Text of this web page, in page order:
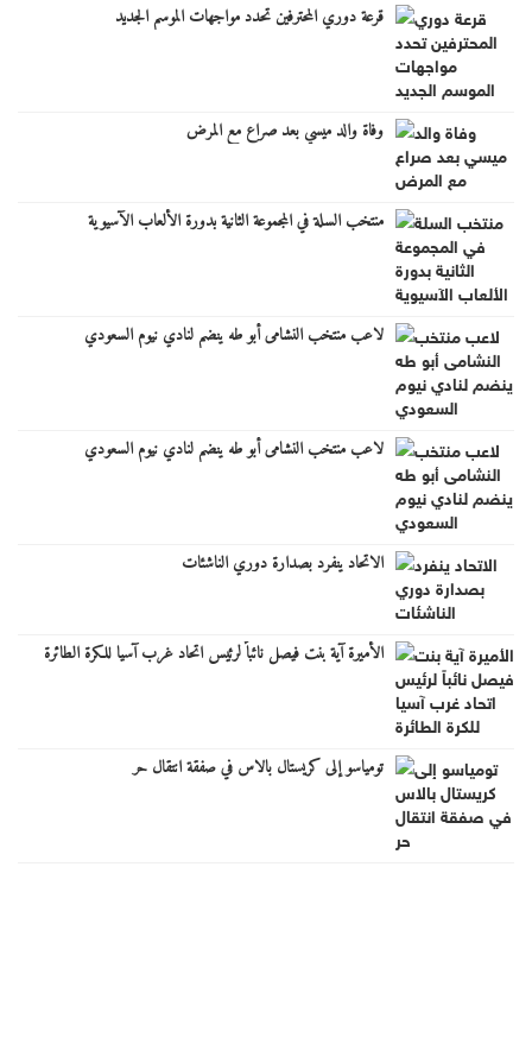
قرعة دوري المحترفين تحدد مواجهات الموسم الجديد
وفاة والد ميسي بعد صراع مع المرض
منتخب السلة في المجموعة الثانية بدورة الألعاب الآسيوية
لاعب منتخب النشامى أبو طه ينضم لنادي نيوم السعودي
لاعب منتخب النشامى أبو طه ينضم لنادي نيوم السعودي
الاتحاد ينفرد بصدارة دوري الناشئات
الأميرة آية بنت فيصل نائباً لرئيس اتحاد غرب آسيا للكرة الطائرة
تومياسو إلى كريستال بالاس في صفقة انتقال حر